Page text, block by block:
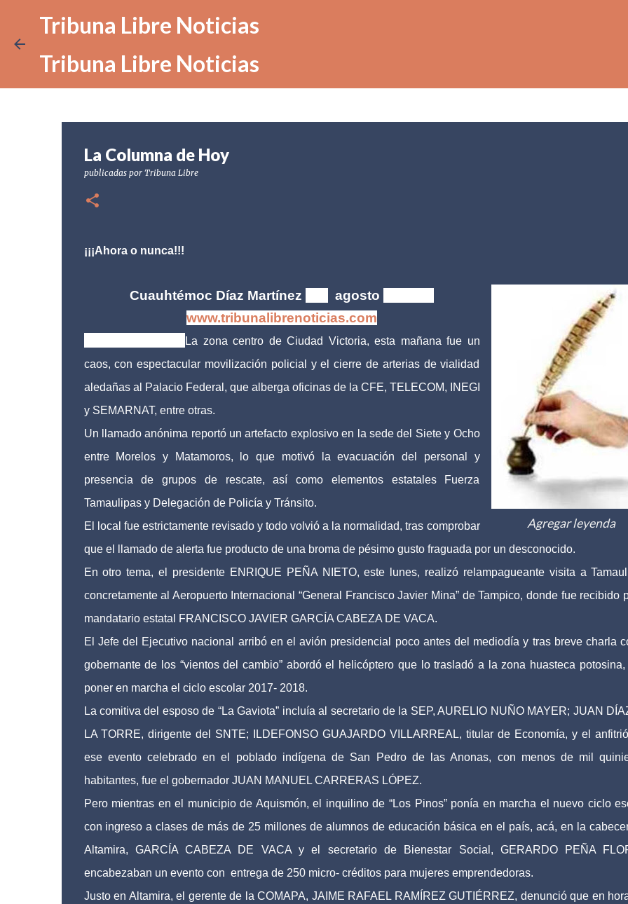
Tribuna Libre Noticias
Tribuna Libre Noticias
La Columna de Hoy
publicadas por Tribuna Libre
¡¡¡Ahora o nunca!!!
Agregar leyenda
Cuauhtémoc Díaz Martínez agosto
www.tribunalibrenoticias.com
La zona centro de Ciudad Victoria, esta mañana fue un
caos, con espectacular movilización policial y el cierre de arterias de vialidad
aledañas al Palacio Federal, que alberga oficinas de la CFE, TELECOM, INEGI
y SEMARNAT, entre otras.
Un llamado anónima reportó un artefacto explosivo en la sede del Siete y Ocho
entre Morelos y Matamoros, lo que motivó la evacuación del personal y
presencia de grupos de rescate, así como elementos estatales Fuerza
Tamaulipas y Delegación de Policía y Tránsito.
El local fue estrictamente revisado y todo volvió a la normalidad, tras comprobar
que el llamado de alerta fue producto de una broma de pésimo gusto fraguada por un desconocido.
En otro tema, el presidente ENRIQUE PEÑA NIETO, este lunes, realizó relampagueante visita a
concretamente al Aeropuerto Internacional “General Francisco Javier Mina” de Tampico, donde fue recibido
mandatario estatal FRANCISCO JAVIER GARCÍA CABEZA DE VACA.
El Jefe del Ejecutivo nacional arribó en el avión presidencial poco antes del mediodía y tras breve charla
gobernante de los “vientos del cambio” abordó el helicóptero que lo trasladó a la zona huasteca potosina,
poner en marcha el ciclo escolar 2017- 2018.
La comitiva del esposo de “La Gaviota” incluía al secretario de la SEP, AURELIO NUÑO MAYER; JUAN
LA TORRE, dirigente del SNTE; ILDEFONSO GUAJARDO VILLARREAL, titular de Economía, y el
ese evento celebrado en el poblado indígena de San Pedro de las Anonas, con menos de mil
habitantes, fue el gobernador JUAN MANUEL CARRERAS LÓPEZ.
Pero mientras en el municipio de Aquismón, el inquilino de “Los Pinos” ponía en marcha el nuevo ciclo
con ingreso a clases de más de 25 millones de alumnos de educación básica en el país, acá, en la
Altamira, GARCÍA CABEZA DE VACA y el secretario de Bienestar Social, GERARDO PEÑA
encabezaban un evento con entrega de 250 micro- créditos para mujeres emprendedoras.
Justo en Altamira, el gerente de la COMAPA, JAIME RAFAEL RAMÍREZ GUTIÉRREZ, denunció que en